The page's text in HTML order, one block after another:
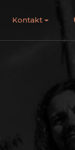
Kontakt